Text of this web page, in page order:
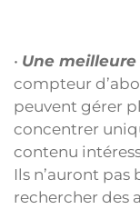
• Une
compteur
peuvent gérer
concentrer
contenu
Ils n’auront
rechercher des